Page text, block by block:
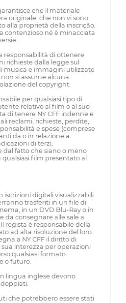
che il materiale
originale, che non vi sono
alla proprietà della inscrição,
contenzioso né è minacciata
responsabilità di ottenere
richieste dalla legge sul
musica e immagini utilizzate
si assume alcuna
del copyright.
per qualsiasi tipo di
relativo al film o al suo
di tenere NY CFF indenne e
reclami, richieste, perdite,
e spese (comprese
da o in relazione a
di terzi,
fatto che siano o meno
qualsiasi film presentato al
iscrizioni digitali visualizzabili
trasferiti in un file di
in un DVD Blu-Ray o in
da consegnare alle sale a
regista è responsabile della
ad alta risoluzione del loro
a NY CFF il diritto di
interezza per operazioni
qualsiasi formato
o futuro.
lingua inglese devono
che potrebbero essere stati